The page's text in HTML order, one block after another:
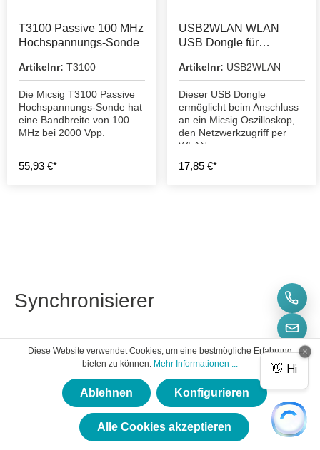
T3100 Passive 100 MHz
Hochspannungs-Sonde
Artikelnr: T3100
Die Micsig T3100 Passive
Hochspannungs-Sonde hat
eine Bandbreite von 100
MHz bei 2000 Vpp.
55,93 €*
USB2WLAN WLAN
USB Dongle für
Artikelnr: USB2WLAN
Dieser USB Dongle
ermöglicht beim Anschluss
an ein Micsig Oszilloskop,
den Netzwerkzugriff per
WLAN.
17,85 €*
Synchronisierer
Diese Website verwendet Cookies, um eine bestmögliche Erfahrung
bieten zu können. Mehr Informationen ...
Ablehnen Konfigurieren
Alle Cookies akzeptieren